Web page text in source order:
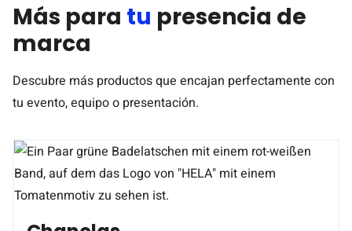
Más para tu presencia de
marca
Descubre más productos que encajan perfectamente con
tu evento, equipo o presentación.